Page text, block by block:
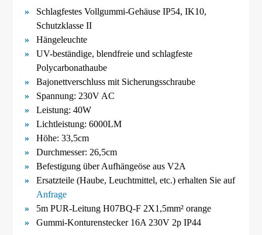
Schlagfestes Vollgummi-Gehäuse IP54, IK10,
Schutzklasse II
Hängeleuchte
UV-beständige, blendfreie und schlagfeste
Polycarbonathaube
Bajonettverschluss mit Sicherungsschraube
Spannung: 230V AC
Leistung: 40W
Lichtleistung: 6000LM
Höhe: 33,5cm
Durchmesser: 26,5cm
Befestigung über Aufhängeöse aus V2A
Ersatzteile (Haube, Leuchtmittel, etc.) erhalten Sie auf
Anfrage
5m PUR-Leitung H07BQ-F 2X1,5mm² orange
Gummi-Konturenstecker 16A 230V 2p IP44